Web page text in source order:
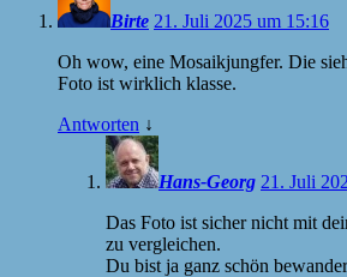
Birte 21. Juli 2025 um 15:16
Oh wow, eine Mosaikjungfer. Die
Foto ist wirklich klasse.
Antworten ↓
Hans-Georg 21. Juli
Das Foto ist sicher nicht mit
zu vergleichen.
Du bist ja ganz schön